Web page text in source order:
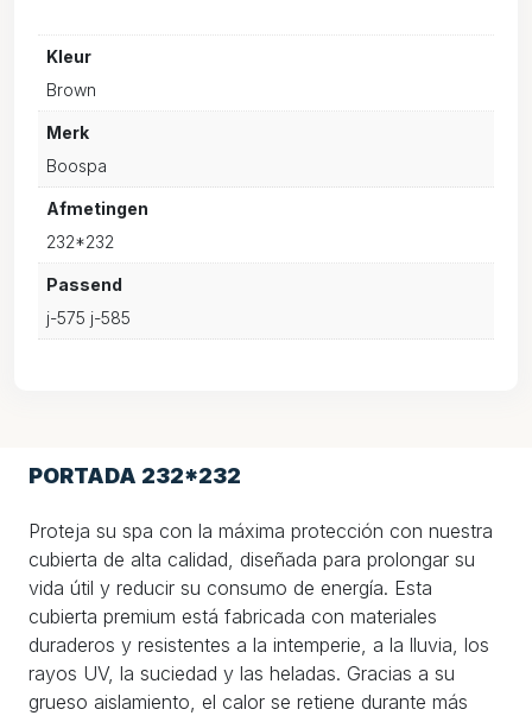
Kleur
Brown
Merk
Boospa
Afmetingen
232*232
Passend
j-575 j-585
PORTADA 232*232
Proteja su spa con la máxima protección con nuestra
cubierta de alta calidad, diseñada para prolongar su
vida útil y reducir su consumo de energía. Esta
cubierta premium está fabricada con materiales
duraderos y resistentes a la intemperie, a la lluvia, los
rayos UV, la suciedad y las heladas. Gracias a su
grueso aislamiento, el calor se retiene durante más